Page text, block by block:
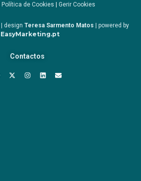
Política de Cookies | Gerir Cookies
| design Teresa Sarmento Matos | powered by
EasyMarketing.pt
Contactos